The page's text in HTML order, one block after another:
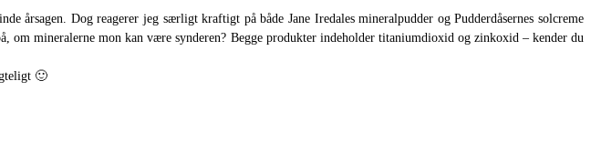
årsagen. Dog reagerer jeg særligt kraftigt på både Jane Iredales mineralpudder og Pudderdåsernes solcreme
mineralerne mon kan være synderen? Begge produkter indeholder titaniumdioxid og zinkoxid – kender du
🙂